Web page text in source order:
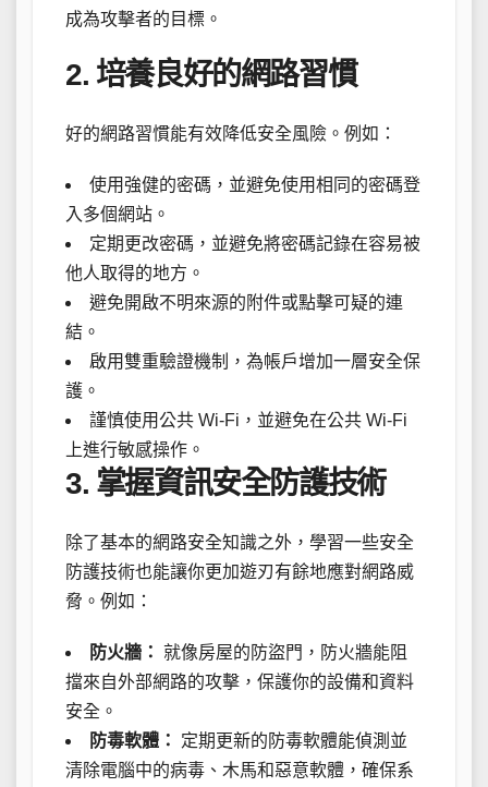
成為攻擊者的目標。
2. 培養良好的網路習慣
好的網路習慣能有效降低安全風險。例如：
使用強健的密碼，並避免使用相同的密碼登
入多個網站。
定期更改密碼，並避免將密碼記錄在容易被
他人取得的地方。
避免開啟不明來源的附件或點擊可疑的連
結。
啟用雙重驗證機制，為帳戶增加一層安全保
護。
謹慎使用公共 Wi-Fi，並避免在公共 Wi-Fi
上進行敏感操作。
3. 掌握資訊安全防護技術
除了基本的網路安全知識之外，學習一些安全
防護技術也能讓你更加遊刃有餘地應對網路威
脅。例如：
防火牆： 就像房屋的防盜門，防火牆能阻
擋來自外部網路的攻擊，保護你的設備和資料
安全。
防毒軟體：
定期更新的防毒軟體能偵測並
清除電腦中的病毒、木馬和惡意軟體，確保系